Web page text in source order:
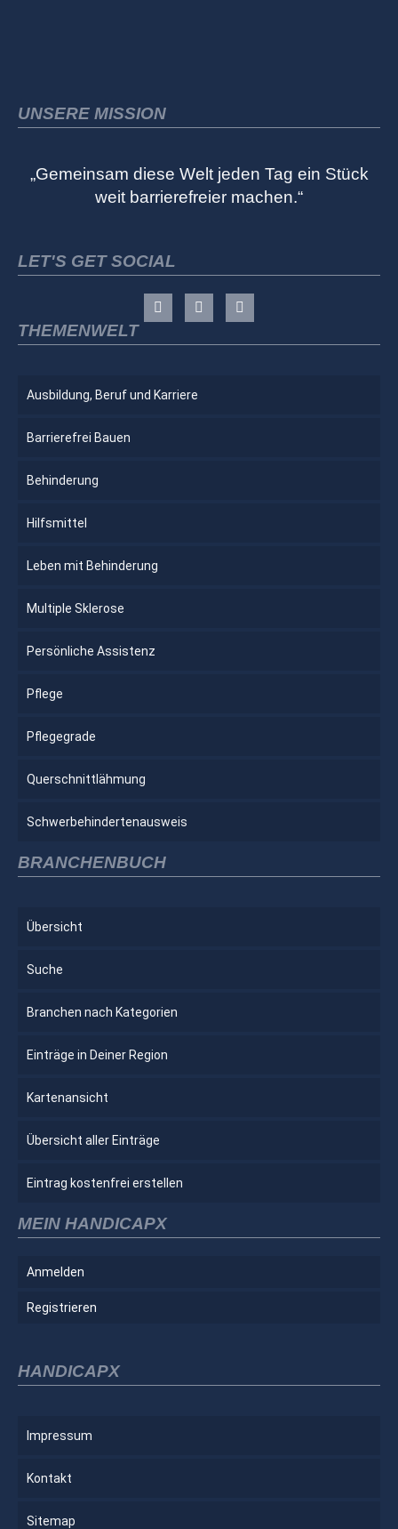
UNSERE MISSION
„Gemeinsam diese Welt jeden Tag ein Stück
weit barrierefreier machen.“
LET'S GET SOCIAL
THEMENWELT
Ausbildung, Beruf und Karriere
Barrierefrei Bauen
Behinderung
Hilfsmittel
Leben mit Behinderung
Multiple Sklerose
Persönliche Assistenz
Pflege
Pflegegrade
Querschnittlähmung
Schwerbehindertenausweis
BRANCHENBUCH
Übersicht
Suche
Branchen nach Kategorien
Einträge in Deiner Region
Kartenansicht
Übersicht aller Einträge
Eintrag kostenfrei erstellen
MEIN HANDICAPX
Anmelden
Registrieren
HANDICAPX
Impressum
Kontakt
Sitemap